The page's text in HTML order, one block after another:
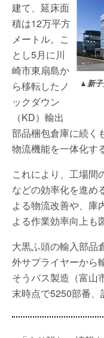
▲新
建て、延床面
積は12万平方
メートル。こ
とし5月に川
崎市東扇島か
ら移転したノ
ックダウン
（KD）輸出
部品梱包倉庫に続く
物流機能を一体化する
これにより、工場間
などの効率化を進め
よる物流改善や、庫
よる作業効率向上も
大黒ふ頭の輸入部品
外サプライヤーから
そうバス製造（富山
末時点で5250部番、